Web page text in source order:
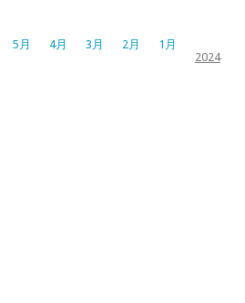
5月 4月 3月 2月
1月
2024